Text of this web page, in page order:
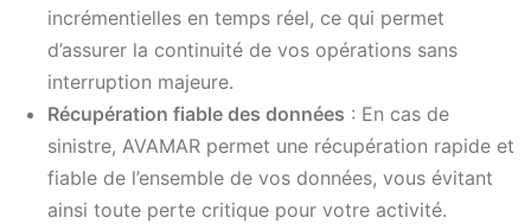
incrémentielles en temps réel, ce qui permet
d’assurer la continuité de vos opérations sans
interruption majeure.
Récupération fiable des données : En cas de
sinistre, AVAMAR permet une récupération rapide et
fiable de l’ensemble de vos données, vous évitant
ainsi toute perte critique pour votre activité.